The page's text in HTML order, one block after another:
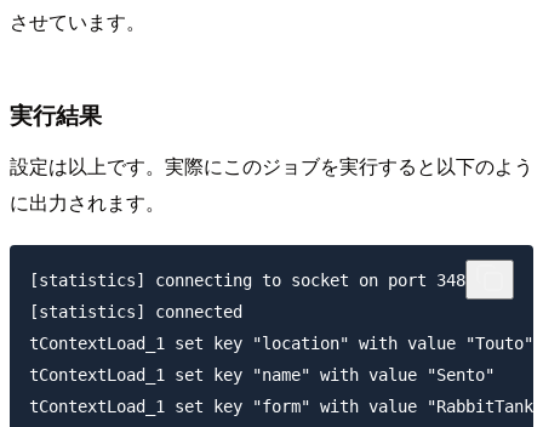
させています。
実行結果
設定は以上です。実際にこのジョブを実行すると以下のよう
に出力されます。
[statistics] connecting to socket on port 3483
[statistics] connected
tContextLoad_1 set key "location" with value "Touto"
tContextLoad_1 set key "name" with value "Sento"
tContextLoad_1 set key "form" with value "RabbitTank"